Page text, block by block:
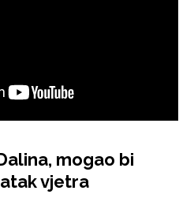
mogao bi
vjetra